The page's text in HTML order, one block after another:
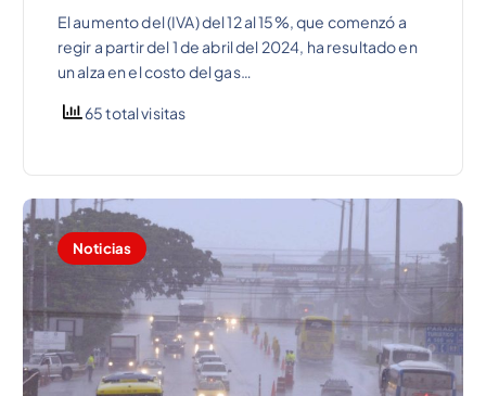
El aumento del (IVA) del 12 al 15%, que comenzó a
regir a partir del 1 de abril del 2024, ha resultado en
un alza en el costo del gas…
65 total visitas
Noticias